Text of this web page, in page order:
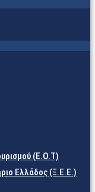
(Ε.Ο.Τ)
Ελλάδος (Ξ.Ε.Ε.)